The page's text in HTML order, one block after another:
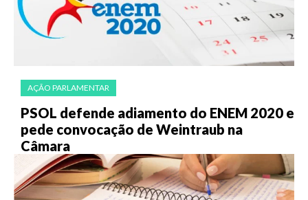
AÇÃO PARLAMENTAR
PSOL defende adiamento do ENEM 2020 e
pede convocação de Weintraub na
Câmara